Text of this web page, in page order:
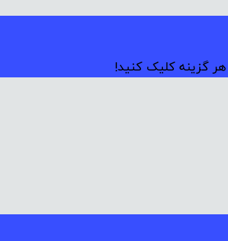
هر گزینه کلیک کنید!